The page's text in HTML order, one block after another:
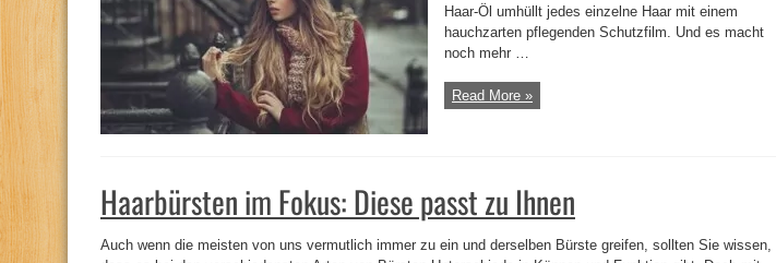
Haar-Öl umhüllt jedes einzelne Haar mit einem
hauchzarten pflegenden Schutzfilm. Und es macht
noch mehr …
Read More »
Haarbürsten im Fokus: Diese passt zu Ihnen
Auch wenn die meisten von uns vermutlich immer zu ein und derselben Bürste greifen, sollten Sie wissen,